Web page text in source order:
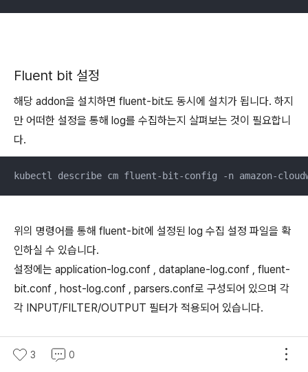
Fluent bit 설정
해당 addon을 설치하면 fluent-bit도 동시에 설치가 됩니다. 하지
만 어떠한 설정을 통해 log를 수집하는지 살펴보는 것이 필요합니
다.
kubectl describe cm fluent-bit-config -n amazon-
위의 명령어를 통해 fluent-bit에 설정된 log 수집 설정 파일을 확
인하실 수 있습니다.
설정에는 application-log.conf , dataplane-log.conf , fluent-
bit.conf , host-log.conf , parsers.conf로 구성되어 있으며 각
각 INPUT/FILTER/OUTPUT 필터가 적용되어 있습니다.
대표적으로 application-log.conf 를 보도록 하겠습니다.
3 0